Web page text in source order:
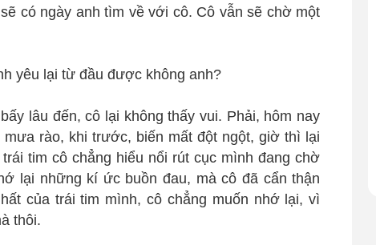
có ngày anh tìm về với cô. Cô vẫn sẽ chờ một
lâu đến, cô lại không thấy vui. Phải, hôm nay
rào, khi trước, biến mất đột ngột, giờ thì lại
tim cô chẳng hiểu nổi rút cục mình đang chờ
lại những kí ức buồn đau, mà cô đã cẩn thận
của trái tim mình, cô chẳng muốn nhớ lại, vì
thôi.